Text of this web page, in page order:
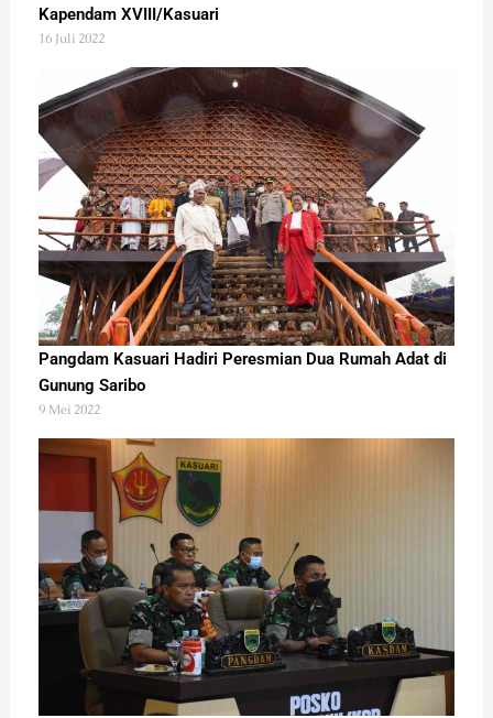
Kapendam XVIII/Kasuari
16 Juli 2022
Pangdam Kasuari Hadiri Peresmian Dua Rumah Adat di
Gunung Saribo
9 Mei 2022